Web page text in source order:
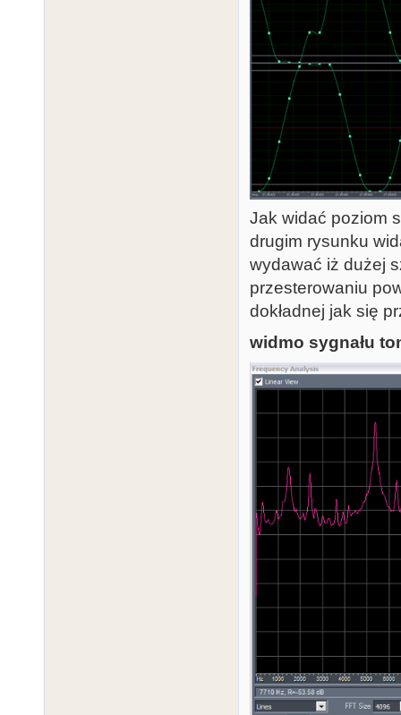
Jak widać poziom
drugim rysunku
wydawać iż dużej
przesterowaniu
dokładnej jak się
widmo sygnału